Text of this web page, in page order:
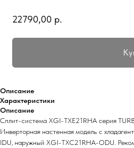
22790,00 р.
Описание
Характеристики
Описание
Сплит-система XGI-TXE21RHA серия
Инверторная настенная модель с
IDU, наружный XGI-TXC21RHA-ODU.